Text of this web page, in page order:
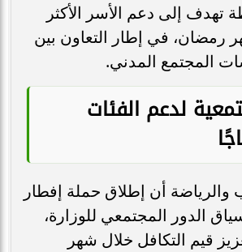
إلى دعم الأسر الأكثر
رمضان، في إطار التعاون بين
المجتمع المدني.
لدعم الفئات
والرياضة أن إطلاق حملة إفطار
الدور المجتمعي للوزارة،
قيم التكافل خلال شهر